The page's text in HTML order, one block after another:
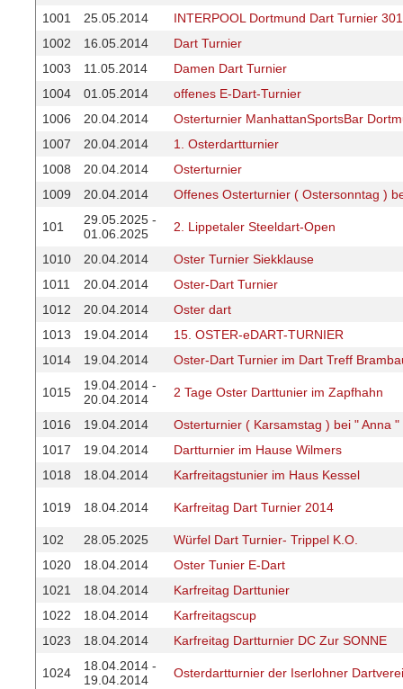
1001
25.05.2014
INTERPOOL Dortmund Dart Turnier
1002
16.05.2014
Dart Turnier
1003
11.05.2014
Damen Dart Turnier
1004
01.05.2014
offenes E-Dart-Turnier
1006
20.04.2014
Osterturnier ManhattanSportsBar
1007
20.04.2014
1. Osterdartturnier
1008
20.04.2014
Osterturnier
1009
20.04.2014 Offenes Osterturnier ( Ostersonntag )
101
29.05.2025 -
01.06.2025
2. Lippetaler Steeldart-Open
1010 20.04.2014
Oster Turnier Siekklause
1011
20.04.2014
Oster-Dart Turnier
1012
20.04.2014
Oster dart
1013
19.04.2014
15. OSTER-eDART-TURNIER
1014
19.04.2014 Oster-Dart Turnier im Dart Treff
1015
19.04.2014 -
20.04.2014
2 Tage Oster Darttunier im Zapfhahn
1016 19.04.2014
Osterturnier ( Karsamstag ) bei " Anna "
1017
19.04.2014
Dartturnier im Hause Wilmers
1018
18.04.2014 Karfreitagstunier im Haus Kessel
1019 18.04.2014 Karfreitag Dart Turnier 2014
102 28.05.2025
Würfel Dart Turnier- Trippel K.O.
1020
18.04.2014
Oster Tunier E-Dart
1021
18.04.2014
Karfreitag Darttunier
1022
18.04.2014
Karfreitagscup
1023
18.04.2014 Karfreitag Dartturnier DC Zur SONNE
1024
18.04.2014 -
19.04.2014
Osterdartturnier der Iserlohner